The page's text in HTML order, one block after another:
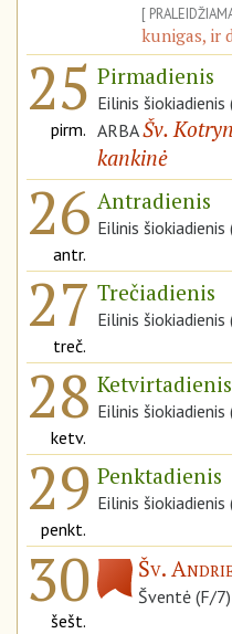
kunigas, ir
25
pirm.
Pirmadienis
Eilinis
ARBAŠv.
kankinė
26
antr.
Antradienis
Eilinis
27
treč.
Trečiadienis
Eilinis
28
ketv.
Ketvirtadienis
Eilinis
29
penkt.
Penktadienis
Eilinis
30
šešt.
Šv.
Šventė (F/7)